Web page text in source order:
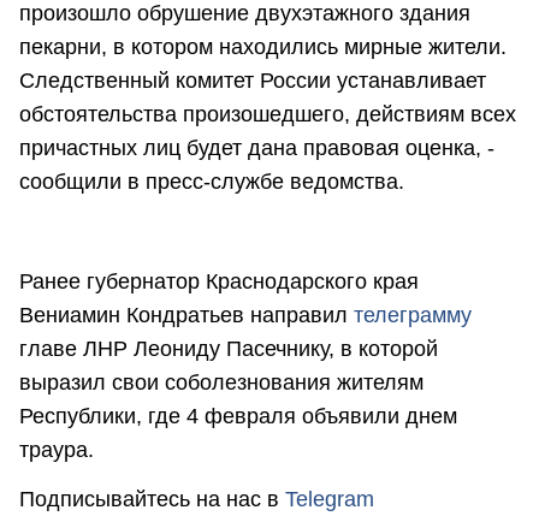
произошло обрушение двухэтажного здания
пекарни, в котором находились мирные жители.
Следственный комитет России устанавливает
обстоятельства произошедшего, действиям всех
причастных лиц будет дана правовая оценка, -
сообщили в пресс-службе ведомства.
Ранее губернатор Краснодарского края
Вениамин Кондратьев направил телеграмму
главе ЛНР Леониду Пасечнику, в которой
выразил свои соболезнования жителям
Республики, где 4 февраля объявили днем
траура.
Подписывайтесь на нас в Telegram